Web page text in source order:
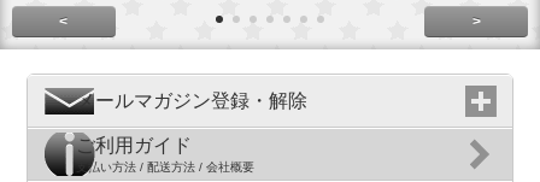
< >
メールマガジン登録・解除
ご利用ガイド
支払い方法 / 配送方法 / 会社概要